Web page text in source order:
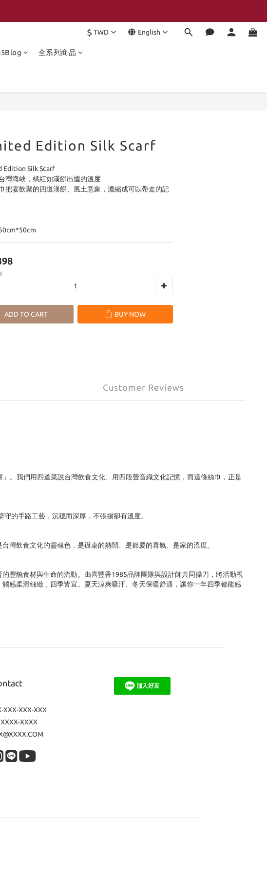
5月–7月限定
$ TWD English
全系列商品
Edition Silk Scarf
Edition Silk Scarf
灣海峽，橘紅如漢餅出爐的溫度
把宴飲聚的四道漢餅、風土意象，濃縮成可以帶走的記
ADD TO CART BUY NOW
Customer Reviews
。我們用四道菜說台灣飲食文化、用四段聲音織文化記憶，而這條絲巾，正是
的手路工藝，沉穩而深厚，不張揚卻有溫度。
灣飲食文化的靈魂色，是辦桌的熱鬧、是節慶的喜氣、是家的溫度。
豐饒食材與生命的流動。由喜豐香1985品牌團隊與設計師共同操刀，將活動視
感柔滑細緻，四季皆宜。夏天涼爽吸汗、冬天保暖舒適，讓你一年四季都能感
XXX-XXX-XXX
XXXX